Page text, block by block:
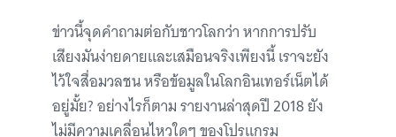
ข่าวนี้จุดคำถามต่อกับชาวโลกว่า หากการปรับ
เสียงมันง่ายดายและเสมือนจริงเพียงนี้ เราจะยัง
ไว้ใจสื่อมวลชน หรือข้อมูลในโลกอินเทอร์เน็ตได้
อยู่มั้ย? อย่างไรก็ตาม รายงานล่าสุดปี 2018 ยัง
ไม่มีความเคลื่อนไหวใดๆ ของโปรแกรม